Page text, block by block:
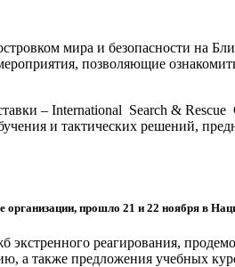
мира и безопасности на
позволяющие
– International Search &
и тактических решений,
прошло 21 и 22 ноября в
реагирования,
а также предложения учебных